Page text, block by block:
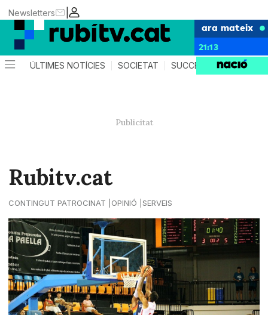
|
Newsletters
ara mateix
21:13
ÚLTIMES NOTÍCIES SOCIETAT SUCCESSOS
Rubitv.cat
CONTINGUT PATROCINAT OPINIÓ SERVEIS